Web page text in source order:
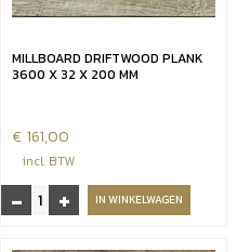
MILLBOARD DRIFTWOOD PLANK
3600 X 32 X 200 MM
€ 161,00
incl. BTW
-
Millboard
Driftwood
+ IN WINKELWAGEN